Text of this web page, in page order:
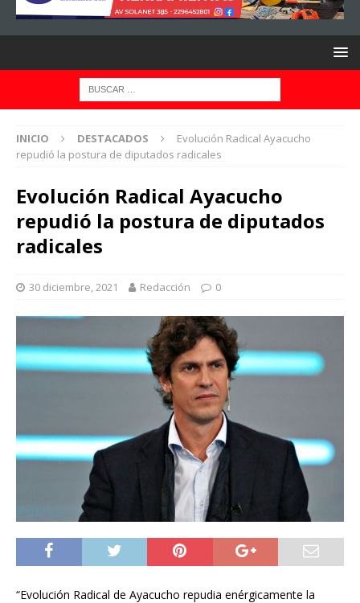
INICIO DESTACADOS
Evolución Radical Ayacucho
repudió la postura de diputados radicales
Evolución Radical Ayacucho
repudió la postura de diputados
radicales
30 diciembre, 2021 Redacción 0
“Evolución Radical de Ayacucho repudia enérgicamente la